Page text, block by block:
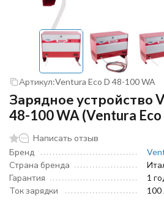
Артикул:Ventura Eco D 48-100 WA
Зарядное устройство
48-100 WA (Ventura
Написать отзыв
Бренд
Страна бренда
Гарантия
1
Ток зарядки
100